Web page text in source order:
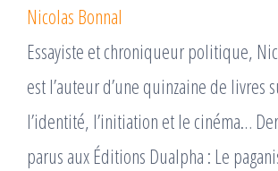
Nicolas Bonnal
Essayiste et chroniqueur politique,
est l’auteur d’une quinzaine de
l’identité, l’initiation et le cinéma…
parus aux Éditions Dualpha : Le